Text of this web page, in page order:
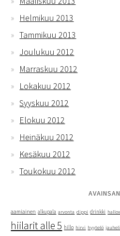
Helmikuu 2013
Tammikuu 2013
Joulukuu 2012
Marraskuu 2012
Lokakuu 2012
Syyskuu 2012
Elokuu 2012
Heinäkuu 2012
Kesäkuu 2012
Toukokuu 2012
aamiainen alkupala arvonta dippi drinkki
hiilarit alle 5 hillo hirvi hyytelö